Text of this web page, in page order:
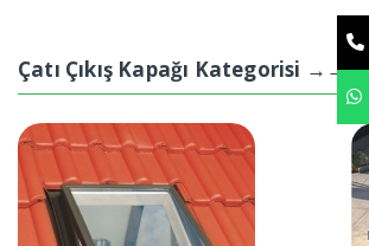
Çatı Çıkış Kapağı Kategorisi →→→